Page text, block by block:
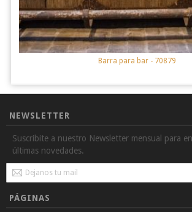
Barra para bar - 70879
NEWSLETTER
Suscribite a nuestro Newsletter mensual para
últimas novedades.
Sign
Up
for
PÁGINAS